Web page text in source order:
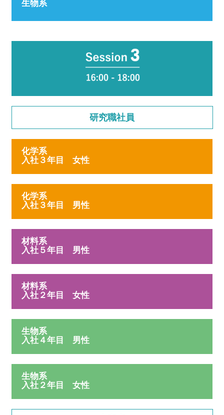
生物系
研究職社員
化学系
入社３年目 女性
化学系
入社３年目 男性
材料系
入社５年目 男性
材料系
入社２年目 女性
生物系
入社４年目 男性
生物系
入社２年目 女性